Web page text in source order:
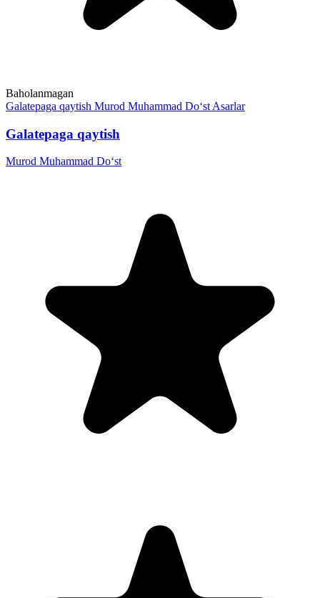
Baholanmagan
Galatepaga qaytish Murod Muhammad Do‘st Asarlar
Galatepaga qaytish
Murod Muhammad Do‘st